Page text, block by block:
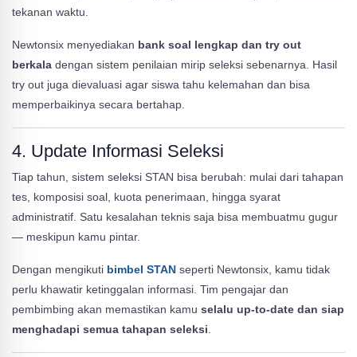
tekanan waktu.
Newtonsix menyediakan bank soal lengkap dan try out
berkala dengan sistem penilaian mirip seleksi sebenarnya. Hasil
try out juga dievaluasi agar siswa tahu kelemahan dan bisa
memperbaikinya secara bertahap.
4. Update Informasi Seleksi
Tiap tahun, sistem seleksi STAN bisa berubah: mulai dari tahapan
tes, komposisi soal, kuota penerimaan, hingga syarat
administratif. Satu kesalahan teknis saja bisa membuatmu gugur
— meskipun kamu pintar.
Dengan mengikuti bimbel STAN seperti Newtonsix, kamu tidak
perlu khawatir ketinggalan informasi. Tim pengajar dan
pembimbing akan memastikan kamu selalu up-to-date dan siap
menghadapi semua tahapan seleksi.